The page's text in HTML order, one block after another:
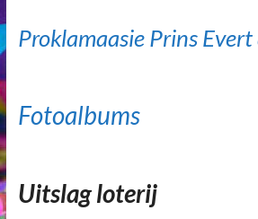
Proklamaasie Prins
Fotoalbums
Uitslag loterij